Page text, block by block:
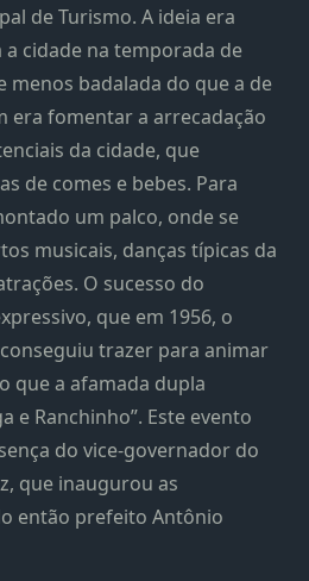
de Turismo. A ideia era
cidade na temporada de
badalada do que a de
era fomentar a arrecadação
da cidade, que
de comes e bebes. Para
um palco, onde se
musicais, danças típicas da
O sucesso do
que em 1956, o
trazer para animar
que a afamada dupla
e Ranchinho”. Este evento
do vice-governador do
que inaugurou as
então prefeito Antônio